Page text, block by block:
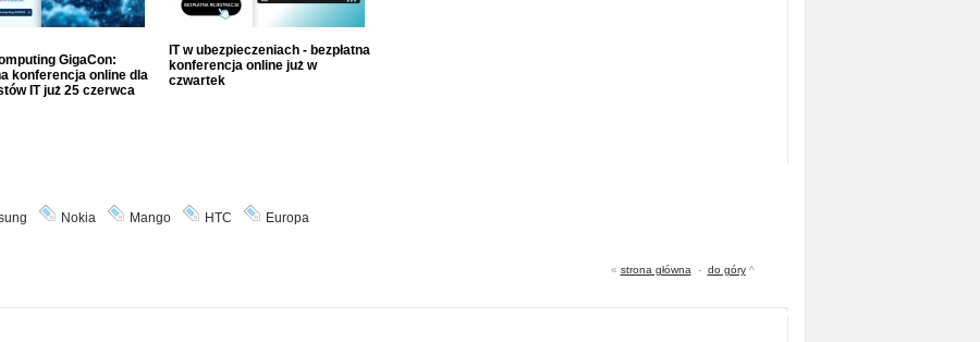
GigaCon:
konferencja online dla
IT już 25 czerwca
IT w ubezpieczeniach - bezpłatna
konferencja online już w
czwartek
Nokia Mango HTC Europa
« strona główna - do góry^